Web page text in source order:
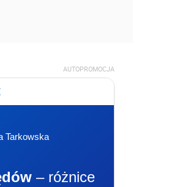
AUTOPROMOCJA
Tarkowska
– różnice